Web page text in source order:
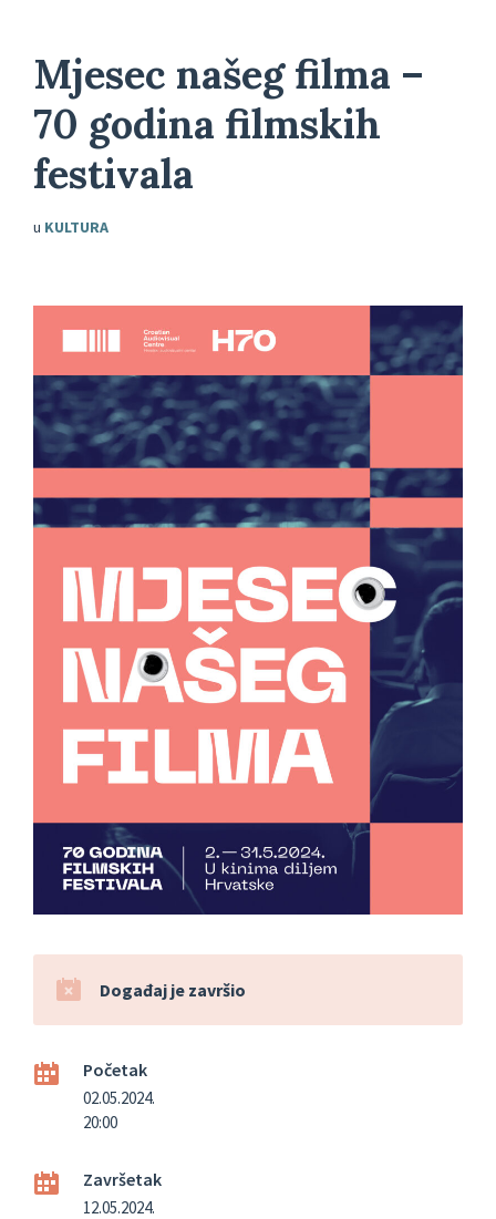
Mjesec našeg filma –
70 godina filmskih
festivala
u KULTURA
Događaj je završio
Početak
02.05.2024.
20:00
Završetak
12.05.2024.